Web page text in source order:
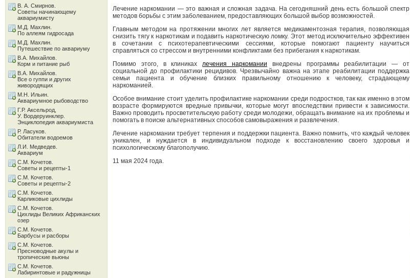
Лечение наркомании — это важная и сложная задача. На сегодняшний день есть большой спектр
методов борьбы с этим заболеванием, предоставляющих большой выбор возможностей.
Главным методом на протяжении многих лет является медикаментозная терапия, позволяющая
снизить тягу к наркотикам и подавить наркотическую ломку. Этот метод исключительно эффективен
в сочетании с психотерапевтическими сессиями, которые помогают пациенту научиться
справляться со стрессом и внутренними конфликтами без прибегания к наркотикам.
Помимо этого, в клиникахлечения наркомании внедрены программы реабилитации — от
социальной до профилактики рецидивов. Чрезвычайно важна на этапе реабилитации поддержка
семьи пациента и обучение близких правильному отношению к человеку, страдающему
наркоманией.
Особое внимание стоит уделить профилактике наркомании среди подростков, так как именно в этом
возрасте формируются вредные привычки, которые могут впоследствии привести к зависимости.
Важно проводить просветительскую работу среди молодежи, обращать внимание на их проблемы и
помогать в поиске альтернативных способов самовыражения и развлечения.
Лечение наркомании требует терпения и поддержки пациента. Важно помнить, что каждый человек
уникален, и нуждается в индивидуальном подходе к восстановлению своего здоровья и
психологическому благополучию.
11 мая 2024 года.
В. А. Смирнов.
Советы начинающему
аквариумисту
М.Д. Махлин.
По аллеям гидросада
М.Д. Махлин.
Путешествие по аквариуму
В.А. Михайлов.
Корм и питание рыб
В.А. Михайлов.
Все о гуппи и других
живородящих
М.Н. Ильин.
Аквариумное рыбоводство
Г.Р. Аксельрод,
У. Вордеруинклер.
Энциклопедия аквариумиста
Р. Ласуков.
Обитатели водоемов
Л.И. Медведев.
Аквариум
С.М. Кочетов.
Советы и рецепты-1
С.М. Кочетов.
Советы и рецепты-2
С.М. Кочетов.
Карликовые цихлиды
С.М. Кочетов.
Цихлиды Великих Африканских
озер
С.М. Кочетов.
Барбусы и расборы
С.М. Кочетов.
Пресноводные акулы и
тропические вьюны
С.М. Кочетов.
Лабиринтовые и радужницы